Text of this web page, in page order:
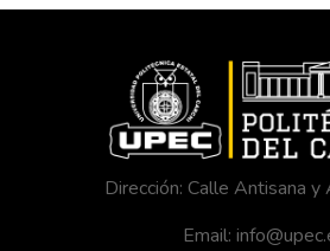
Dirección: Calle Antisana y
Email: